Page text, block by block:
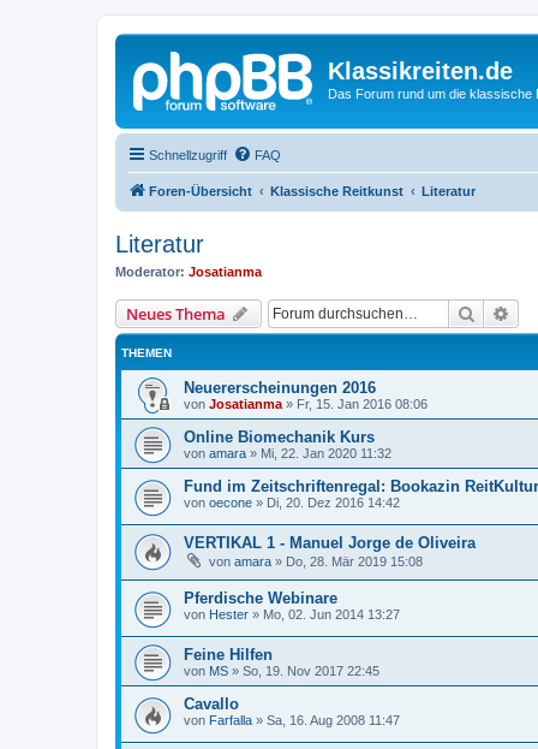
Klassikreiten.de
Das Forum rund um die klassische
Schnellzugriff FAQ
Foren-Übersicht Klassische Reitkunst Literatur
Literatur
Moderator: Josatianma
Neues Thema Suche
THEMEN
Neuererscheinungen 2016
von Josatianma » Fr, 15. Jan 2016 08:06
Online Biomechanik Kurs
von amara » Mi, 22. Jan 2020 11:32
Fund im Zeitschriftenregal: Bookazin ReitKultur
von oecone » Di, 20. Dez 2016 14:42
VERTIKAL 1 - Manuel Jorge de Oliveira
von amara » Do, 28. Mär 2019 15:08
Pferdische Webinare
von Hester » Mo, 02. Jun 2014 13:27
Feine Hilfen
von MS » So, 19. Nov 2017 22:45
Cavallo
von Farfalla » Sa, 16. Aug 2008 11:47